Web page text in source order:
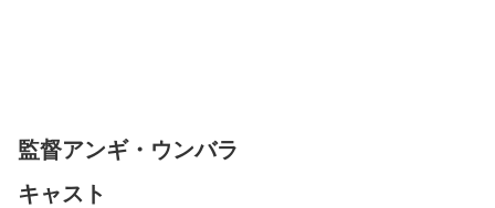
監督アンギ・ウンバラ
キャスト